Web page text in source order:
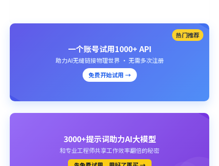
热门推荐
一个账号试用1000+ API
助力AI无缝链接物理世界 · 无需多次注册
免费开始试用 →
3000+提示词助力AI大模型
和专业工程师共享工作效率翻倍的秘密